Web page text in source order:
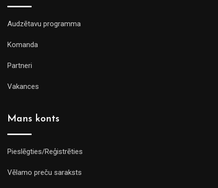
Audzētavu programma
Komanda
Partneri
Vakances
Mans konts
Pieslēgties/Reģistrēties
Vēlamo preču saraksts